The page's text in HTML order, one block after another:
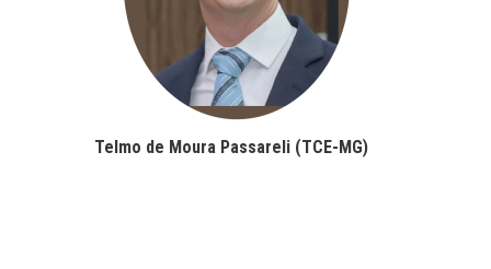
Telmo de Moura Passareli (TCE-MG)